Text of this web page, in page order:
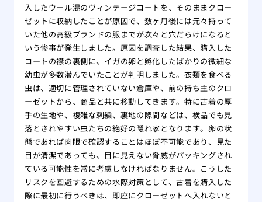
入したウール混のヴィンテージコートを、そのままクロー
ゼットに収納したことが原因で、数ヶ月後には元々持って
いた他の高級ブランドの服までが次々と穴だらけになると
いう惨事が発生しました。原因を調査した結果、購入した
コートの襟の裏側に、イガの卵と孵化したばかりの微細な
幼虫が多数潜んでいたことが判明しました。衣類を食べる
虫は、適切に管理されていない倉庫や、前の持ち主のクロ
ーゼットから、商品と共に移動してきます。特に古着の厚
手の生地や、複雑な刺繍、裏地の隙間などは、検品でも見
落とされやすい虫たちの絶好の隠れ家となります。卵の状
態であれば肉眼で確認することはほぼ不可能であり、見た
目が清潔であっても、目に見えない脅威がパッキングされ
ている可能性を常に考慮しなければなりません。こうした
リスクを回避するための水際対策として、古着を購入した
際に最初に行うべきは、即座にクローゼットへ入れないと